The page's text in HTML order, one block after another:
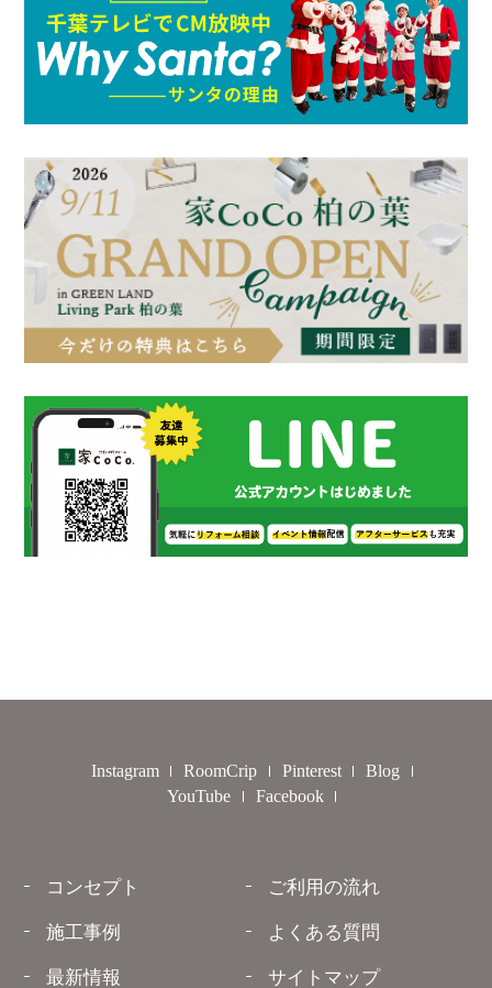
Instagram RoomCrip Pinterest
Blog
YouTube
Facebook
コンセプト
施工事例
最新情報
ご利用の流れ
よくある質問
サイトマップ